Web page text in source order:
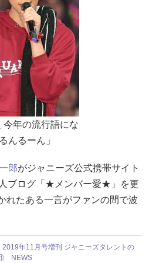
今年の流行語にな
んるーん」
郎がジャニーズ公式携帯サイト
人ブログ「★メンバー愛★」を更
れたある一言がファンの間で波
年11月号増刊 ジャニーズタレントの
NEWS